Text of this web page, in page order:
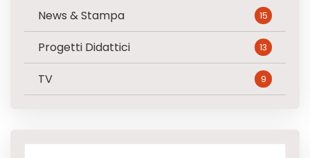
News & Stampa 15
Progetti Didattici 13
TV 9